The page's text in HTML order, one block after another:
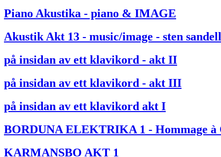
Piano Akustika - piano & IMAGE
Akustik Akt 13 - music/image - sten sandell
på insidan av ett klavikord - akt II
på insidan av ett klavikord - akt III
på insidan av ett klavikord akt I
BORDUNA ELEKTRIKA 1 - Hommage à
KARMANSBO AKT 1